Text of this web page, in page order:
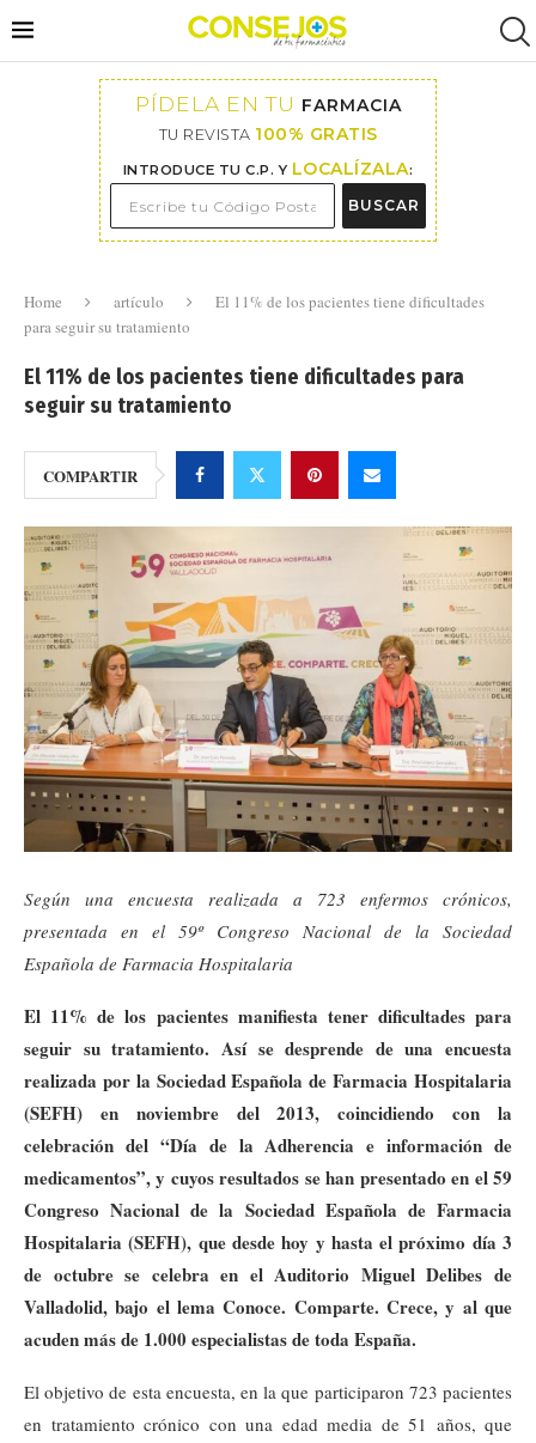
PÍDELA EN TU FARMACIA
TU REVISTA 100% GRATIS
INTRODUCE TU C.P. Y LOCALÍZALA:
BUSCAR
Home artículo
El 11% de los pacientes tiene dificultades
para seguir su tratamiento
El 11% de los pacientes tiene dificultades para
seguir su tratamiento
COMPARTIR
Según una encuesta realizada a 723 enfermos crónicos,
presentada en el 59º Congreso Nacional de la Sociedad
Española de Farmacia Hospitalaria
El 11% de los pacientes manifiesta tener dificultades para
seguir su tratamiento. Así se desprende de una encuesta
realizada por la Sociedad Española de Farmacia Hospitalaria
(SEFH) en noviembre del 2013, coincidiendo con la
celebración del “Día de la Adherencia e información de
medicamentos”, y cuyos resultados se han presentado en el 59
Congreso Nacional de la Sociedad Española de Farmacia
Hospitalaria (SEFH), que desde hoy y hasta el próximo día 3
de octubre se celebra en el Auditorio Miguel Delibes de
Valladolid, bajo el lema Conoce. Comparte. Crece, y al que
acuden más de 1.000 especialistas de toda España.
El objetivo de esta encuesta, en la que participaron 723 pacientes
en tratamiento crónico con una edad media de 51 años, que